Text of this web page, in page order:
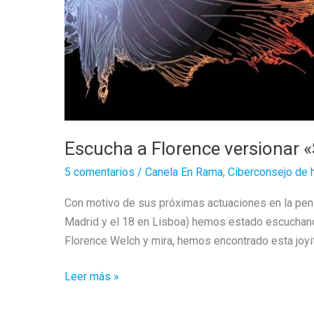
Escucha a Florence versionar
5 comentarios / Canela En Rama, Ciberconsejo de
Con motivo de sus próximas actuaciones en la
Madrid y el 18 en Lisboa) hemos estado
Florence Welch y mira, hemos encontrado esta
Escucha
Leer más »